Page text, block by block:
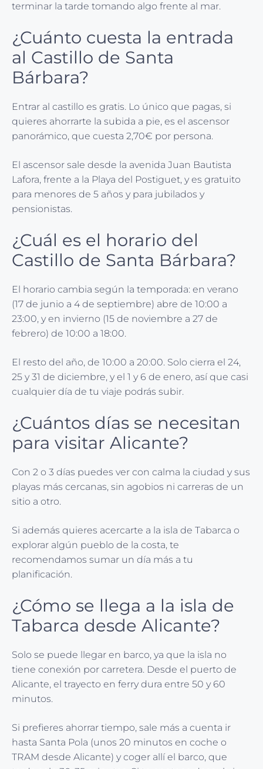
terminar la tarde tomando algo frente al mar.
¿Cuánto cuesta la entrada
al Castillo de Santa
Bárbara?
Entrar al castillo es gratis. Lo único que pagas, si
quieres ahorrarte la subida a pie, es el ascensor
panorámico, que cuesta 2,70€ por persona.
El ascensor sale desde la avenida Juan Bautista
Lafora, frente a la Playa del Postiguet, y es gratuito
para menores de 5 años y para jubilados y
pensionistas.
¿Cuál es el horario del
Castillo de Santa Bárbara?
El horario cambia según la temporada: en verano
(17 de junio a 4 de septiembre) abre de 10:00 a
23:00, y en invierno (15 de noviembre a 27 de
febrero) de 10:00 a 18:00.
El resto del año, de 10:00 a 20:00. Solo cierra el 24,
25 y 31 de diciembre, y el 1 y 6 de enero, así que casi
cualquier día de tu viaje podrás subir.
¿Cuántos días se necesitan
para visitar Alicante?
Con 2 o 3 días puedes ver con calma la ciudad y sus
playas más cercanas, sin agobios ni carreras de un
sitio a otro.
Si además quieres acercarte a la isla de Tabarca o
explorar algún pueblo de la costa, te
recomendamos sumar un día más a tu
planificación.
¿Cómo se llega a la isla de
Tabarca desde Alicante?
Solo se puede llegar en barco, ya que la isla no
tiene conexión por carretera. Desde el puerto de
Alicante, el trayecto en ferry dura entre 50 y 60
minutos.
Si prefieres ahorrar tiempo, sale más a cuenta ir
hasta Santa Pola (unos 20 minutos en coche o
TRAM desde Alicante) y coger allí el barco, que